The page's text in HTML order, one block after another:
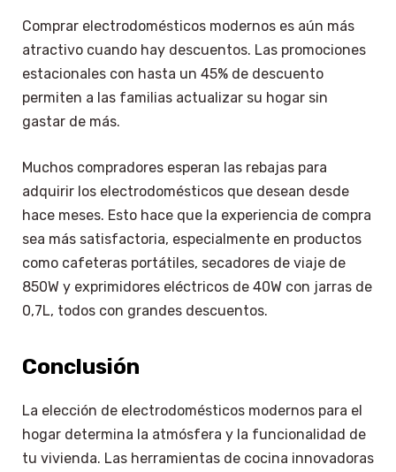
Comprar electrodomésticos modernos es aún más
atractivo cuando hay descuentos. Las promociones
estacionales con hasta un 45% de descuento
permiten a las familias actualizar su hogar sin
gastar de más.
Muchos compradores esperan las rebajas para
adquirir los electrodomésticos que desean desde
hace meses. Esto hace que la experiencia de compra
sea más satisfactoria, especialmente en productos
como cafeteras portátiles, secadores de viaje de
850W y exprimidores eléctricos de 40W con jarras de
0,7L, todos con grandes descuentos.
Conclusión
La elección de electrodomésticos modernos para el
hogar determina la atmósfera y la funcionalidad de
tu vivienda. Las herramientas de cocina innovadoras